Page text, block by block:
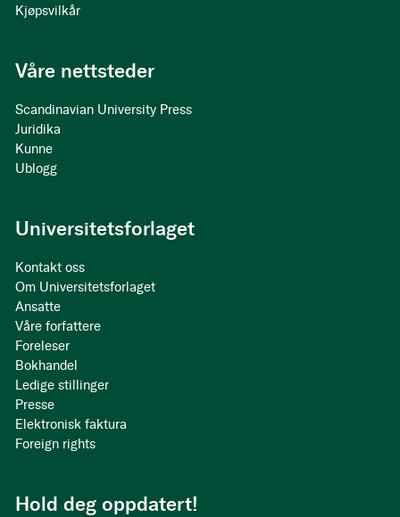
Kjøpsvilkår
Våre nettsteder
Scandinavian University Press
Juridika
Kunne
Ublogg
Universitetsforlaget
Kontakt oss
Om Universitetsforlaget
Ansatte
Våre forfattere
Foreleser
Bokhandel
Ledige stillinger
Presse
Elektronisk faktura
Foreign rights
Hold deg oppdatert!